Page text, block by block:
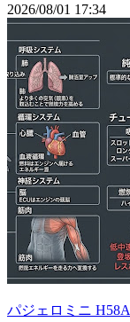
2026/08/01 17:34
パジェロミニ H58A